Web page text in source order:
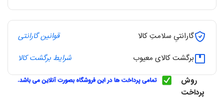
گارانتیِ سلامتِ کالا
قوانین گارانتی
برگشت کالای معیوب
شرایط برگشت کالا
روش
پرداخت